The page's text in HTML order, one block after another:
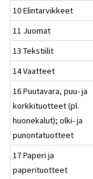
10 Elintarvikkeet
11 Juomat
13 Tekstiilit
14 Vaatteet
16 Puutavara, puu- ja
korkkituotteet (pl.
huonekalut); olki- ja
punontatuotteet
17 Paperi ja
paperituotteet